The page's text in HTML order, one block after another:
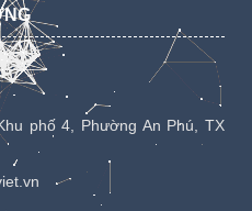
phố 4, Phường An Phú, TX